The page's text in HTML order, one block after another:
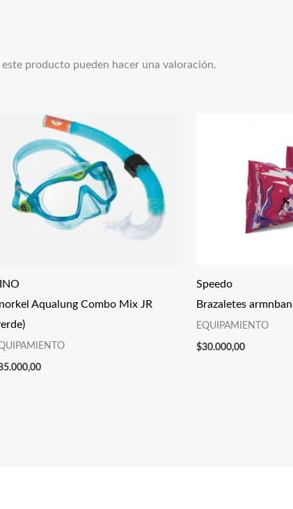
producto pueden hacer una valoración.
Aqualung Combo Mix JR
Speedo
Brazaletes
EQUIPAMIENTO
$30.000,00